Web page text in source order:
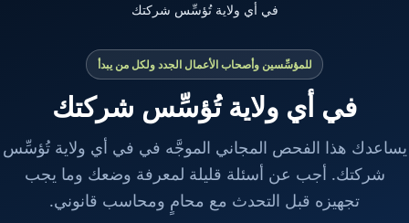
في أي ولاية تُؤسِّس شركتك
للمؤسِّسين وأصحاب الأعمال الجدد ولكل من يبدأ
في أي ولاية تُؤسِّس شركتك
يساعدك هذا الفحص المجاني الموجَّه في في أي ولاية تُؤسِّس
شركتك. أجب عن أسئلة قليلة لمعرفة وضعك وما يجب
تجهيزه قبل التحدث مع محامٍ ومحاسب قانوني.